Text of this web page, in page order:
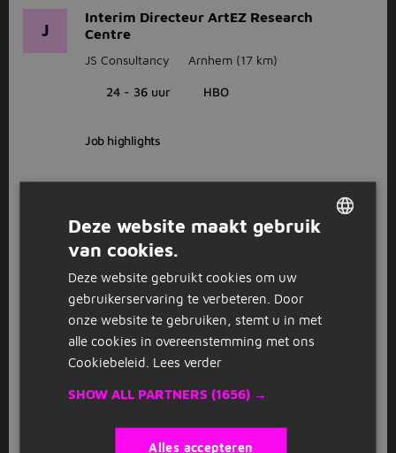
J
Interim Directeur ArtEZ Research
Centre
JS Consultancy Arnhem (17 km)
24 - 36 uur HBO
Job highlights
Nijmegen
28 - 32 uur
Volgende >
recent gesloten vacatures
Deze website maakt gebruik
van cookies.
Deze website gebruikt cookies om uw
gebruikerservaring te verbeteren. Door
onze website te gebruiken, stemt u in met
alle cookies in overeenstemming met ons
Cookiebeleid. Lees verder
SHOW ALL PARTNERS (1656) →
Alles accepteren